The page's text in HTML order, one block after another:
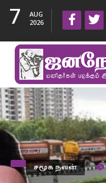
7
AUG
2026
சமூக நலன்